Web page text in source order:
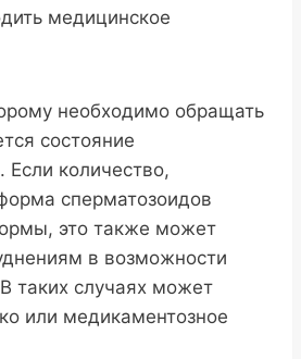
медицинское
необходимо обращать
состояние
Если количество,
сперматозоидов
это также может
в возможности
таких случаях может
или медикаментозное